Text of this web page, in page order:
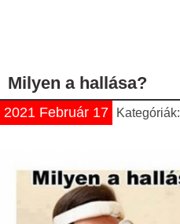
Milyen a hallása?
2021 Február 17 Kategóriák: